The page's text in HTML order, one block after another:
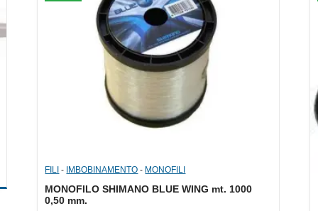
FILI - IMBOBINAMENTO - MONOFILI
MONOFILO SHIMANO BLUE WING mt. 1000
0,50 mm.